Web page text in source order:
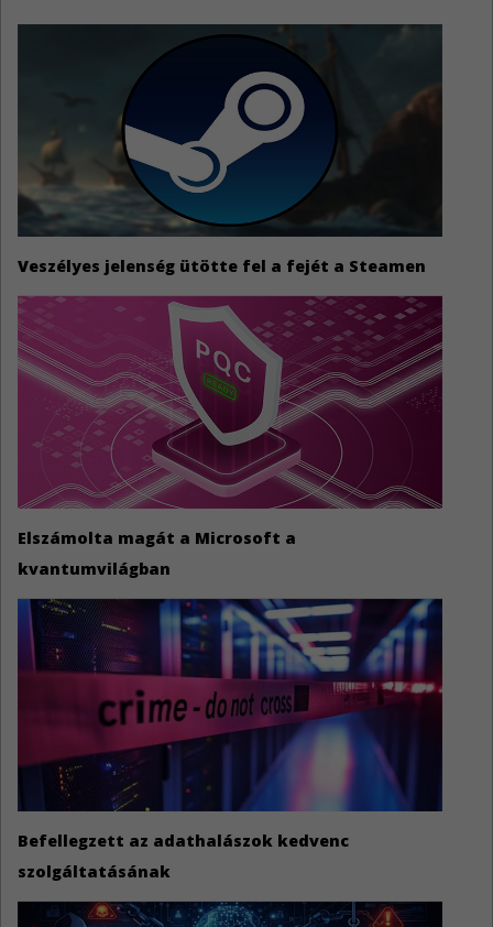
Veszélyes jelenség ütötte fel a fejét a Steamen
Elszámolta magát a Microsoft a
kvantumvilágban
Befellegzett az adathalászok kedvenc
szolgáltatásának